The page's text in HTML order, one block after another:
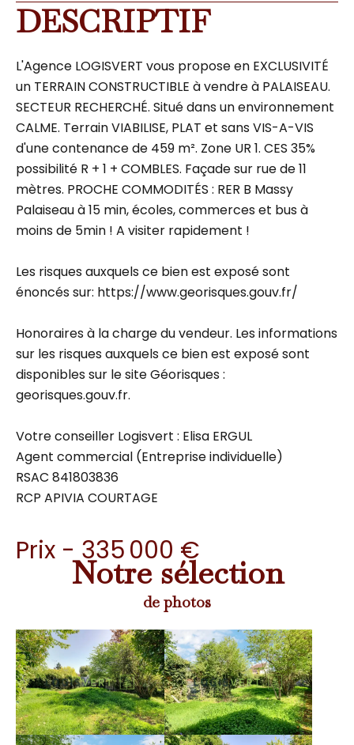
DESCRIPTIF
L'Agence LOGISVERT vous propose en EXCLUSIVITÉ
un TERRAIN CONSTRUCTIBLE à vendre à PALAISEAU.
SECTEUR RECHERCHÉ. Situé dans un environnement
CALME. Terrain VIABILISE, PLAT et sans VIS-A-VIS
d'une contenance de 459 m². Zone UR 1. CES 35%
possibilité R + 1 + COMBLES. Façade sur rue de 11
mètres. PROCHE COMMODITÉS : RER B Massy
Palaiseau à 15 min, écoles, commerces et bus à
moins de 5min ! A visiter rapidement !
Les risques auxquels ce bien est exposé sont
énoncés sur: https://www.georisques.gouv.fr/
Honoraires à la charge du vendeur. Les informations
sur les risques auxquels ce bien est exposé sont
disponibles sur le site Géorisques :
georisques.gouv.fr.
Votre conseiller Logisvert : Elisa ERGUL
Agent commercial (Entreprise individuelle)
RSAC 841803836
RCP APIVIA COURTAGE
Prix - 335 000 €
Notre sélection
de photos